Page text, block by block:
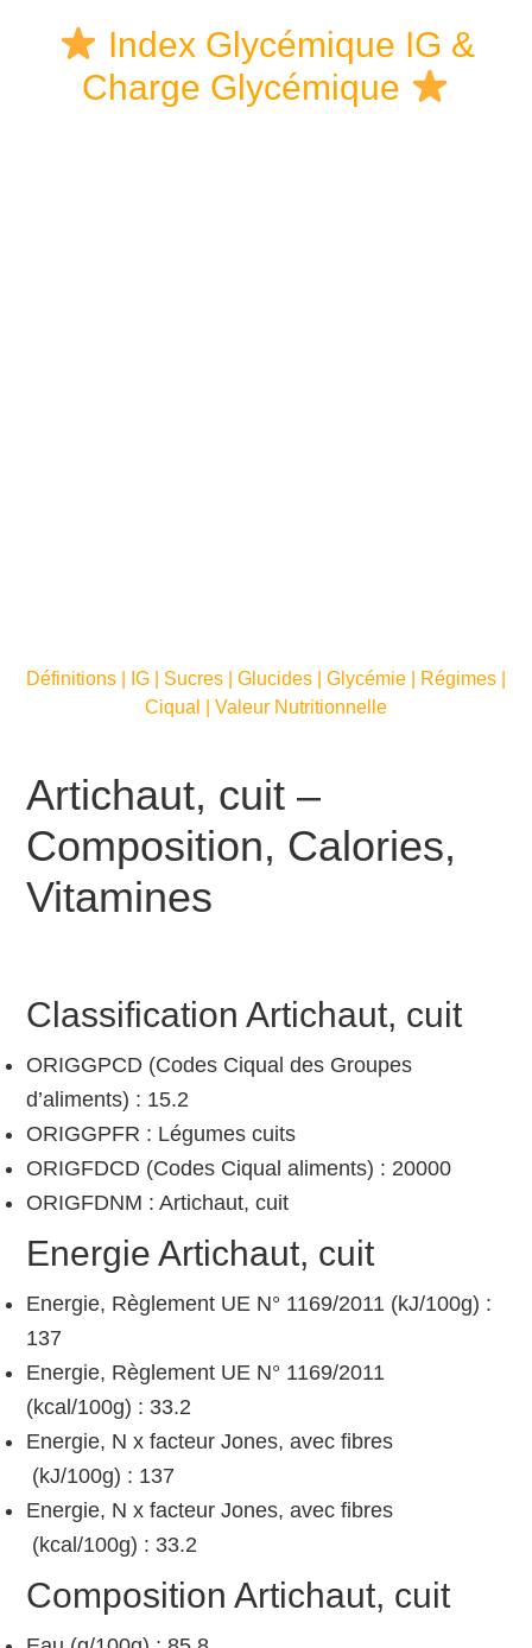
links
Index Glycémique IG &
Charge Glycémique
Définitions | IG | Sucres | Glucides | Glycémie | Régimes |
Ciqual | Valeur Nutritionnelle
Artichaut, cuit –
Composition, Calories,
Vitamines
Classification Artichaut, cuit
ORIGGPCD (Codes Ciqual des Groupes
d’aliments) : 15.2
ORIGGPFR : Légumes cuits
ORIGFDCD (Codes Ciqual aliments) : 20000
ORIGFDNM : Artichaut, cuit
Energie Artichaut, cuit
Energie, Règlement UE N° 1169/2011 (kJ/100g) :
137
Energie, Règlement UE N° 1169/2011
(kcal/100g) : 33.2
Energie, N x facteur Jones, avec fibres
(kJ/100g) : 137
Energie, N x facteur Jones, avec fibres
(kcal/100g) : 33.2
Composition Artichaut, cuit